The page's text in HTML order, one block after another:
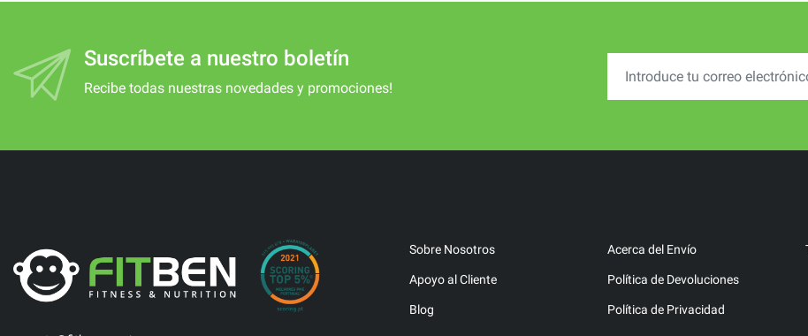
Suscríbete a nuestro boletín
Recibe todas nuestras novedades y promociones!
Sobre Nosotros
Apoyo al Cliente
Blog
Acerca del Envío
Política de Devoluciones
Política de Privacidad